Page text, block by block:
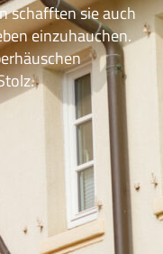
schafften sie auch
einzuhauchen.